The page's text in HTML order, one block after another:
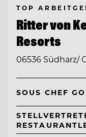
TOP
Ritter von
Resorts
06536 Südharz/
SOUS CHEF